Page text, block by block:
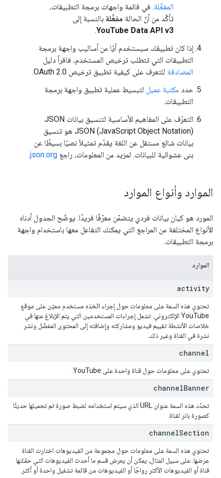
المفعَّلة. في قائمة واجهات برمجة التطبيقات،
تأكَّد من أنّ الحالة مفعَّلة بالنسبة إلى
YouTube Data API v3
.
إذا كان تطبيقك سيستخدم أيًا من أساليب واجهة برمجة
التطبيقات التي تتطلب ترخيص المستخدم، فاقرأ دليل
المصادقة للتعرف على كيفية تطبيق ترخيص OAuth 2.0.
حدد مكتبة عميل لتبسيط عملية تطبيق واجهة برمجة
التطبيقات.
التعرّف على المفاهيم الأساسية لتنسيق بيانات JSON
(JavaScript Object Notation) ‫JSON هو تنسيق
بيانات شائع مستقل عن اللغة يقدّم تمثيلاً نصيًا بسيطًا عن
بنى عشوائية للبيانات. لمزيد من المعلومات، راجع json.org‎‏
.
الموارد وأنواع الموارد
المورد هو كيان بيانات فردي يتضمّن معرّفًا فريدًا. يوضّح الجدول أدناه
الأنواع المختلفة من المراجع التي يمكنك التفاعل معها باستخدام واجهة
برمجة التطبيقات.
الموارد
activity
تحتوي هذه السمة على معلومات حول إجراء اتّخذه مستخدم معيّن على موقع
YouTube الإلكتروني. تشمل إجراءات المستخدمين التي يتم الإبلاغ عنها في
خلاصات الأنشطة تقييم فيديو ومشاركته وإضافته إلى المحتوى المفضّل ونشر
نشرة في القناة وغير ذلك.
channel
تحتوي على معلومات حول قناة واحدة على YouTube.
channelBanner
تحدّد هذه السمة عنوان URL الذي سيتم استخدامه لضبط صورة تم تحميلها حديثًا
كصورة بانر لقناة.
channelSection
تحتوي هذه السمة على معلومات حول مجموعة من الفيديوهات اختارت القناة
عرضها. على سبيل المثال، يمكن أن يعرض قسم ما أحدث الفيديوهات التي حمّلتها
قناة أو الفيديوهات الأكثر رواجًا أو الفيديوهات من قائمة تشغيل واحدة أو أكثر.